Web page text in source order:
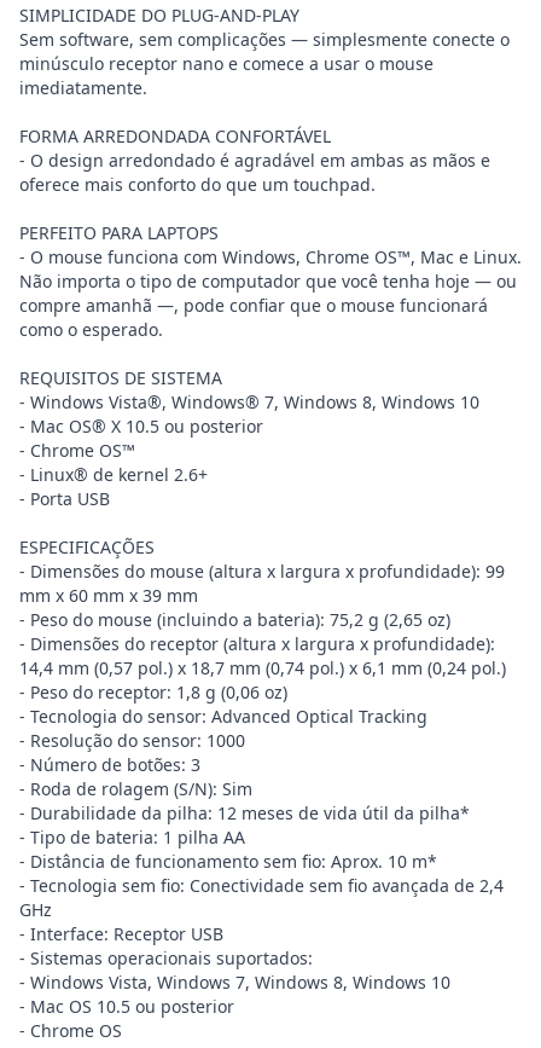
SIMPLICIDADE DO PLUG-AND-PLAY
Sem software, sem complicações — simplesmente conecte o
minúsculo receptor nano e comece a usar o mouse
imediatamente.
FORMA ARREDONDADA CONFORTÁVEL
- O design arredondado é agradável em ambas as mãos e
oferece mais conforto do que um touchpad.
PERFEITO PARA LAPTOPS
- O mouse funciona com Windows, Chrome OS™, Mac e Linux.
Não importa o tipo de computador que você tenha hoje — ou
compre amanhã —, pode confiar que o mouse funcionará
como o esperado.
REQUISITOS DE SISTEMA
- Windows Vista®, Windows® 7, Windows 8, Windows 10
- Mac OS® X 10.5 ou posterior
- Chrome OS™
- Linux® de kernel 2.6+
- Porta USB
ESPECIFICAÇÕES
- Dimensões do mouse (altura x largura x profundidade): 99
mm x 60 mm x 39 mm
- Peso do mouse (incluindo a bateria): 75,2 g (2,65 oz)
- Dimensões do receptor (altura x largura x profundidade):
14,4 mm (0,57 pol.) x 18,7 mm (0,74 pol.) x 6,1 mm (0,24 pol.)
- Peso do receptor: 1,8 g (0,06 oz)
- Tecnologia do sensor: Advanced Optical Tracking
- Resolução do sensor: 1000
- Número de botões: 3
- Roda de rolagem (S/N): Sim
- Durabilidade da pilha: 12 meses de vida útil da pilha*
- Tipo de bateria: 1 pilha AA
- Distância de funcionamento sem fio: Aprox. 10 m*
- Tecnologia sem fio: Conectividade sem fio avançada de 2,4
GHz
- Interface: Receptor USB
- Sistemas operacionais suportados:
- Windows Vista, Windows 7, Windows 8, Windows 10
- Mac OS 10.5 ou posterior
- Chrome OS